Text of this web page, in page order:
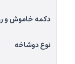
دکمه خاموش و
نوع دوشاخه